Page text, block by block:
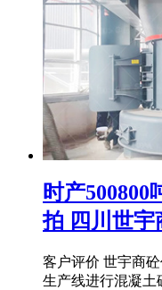
时产
拍 四川世宇
客户评价 世宇商
生产线进行混凝土